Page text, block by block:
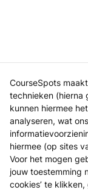
CourseSpots
technieken (hierna
kunnen hiermee
analyseren, wat
hiermee (op sites
Voor het mogen
jouw toestemming
cookies’ te